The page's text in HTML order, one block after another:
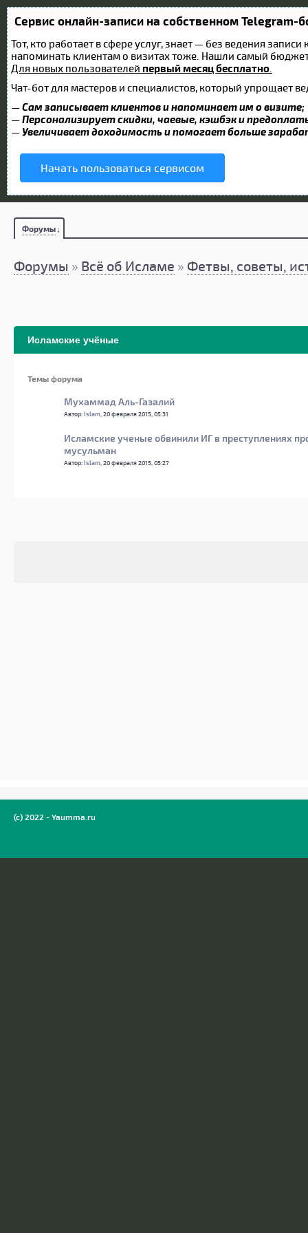
Сервис онлайн-записи на собственном Telegram-
Тот, кто работает в сфере услуг, знает — без ведения
напоминать клиентам о визитах тоже. Нашли самый
Для новых пользователей первый месяц бесплатно
Чат-бот для мастеров и специалистов, который упрощает
—Сам записывает клиентов и напоминает им о визите;
—Персонализирует скидки, чаевые, кэшбэк и
— Увеличивает доходимость и помогает больше
Начать пользоваться сервисом
Форумы
Форумы » Всё об Исламе » Фетвы, советы,
Исламские учёные
Темы форума
Мухаммад Аль-Газалий
Автор:Islam , 20 февраля 2015, 05:31
Исламские ученые обвинили ИГ в преступлениях
мусульман
Автор:Islam , 20 февраля 2015, 05:27
(c) 2022 - Yaumma.ru